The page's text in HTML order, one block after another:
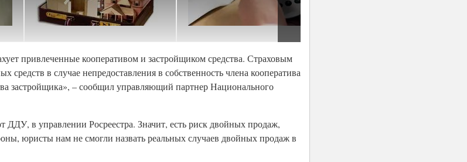
привлеченные кооперативом и застройщиком средства. Страховым
в случае непредоставления в собственность члена кооператива
застройщика», – сообщил управляющий партнер Национального
ДДУ, в управлении Росреестра. Значит, есть риск двойных продаж,
юристы нам не смогли назвать реальных случаев двойных продаж в